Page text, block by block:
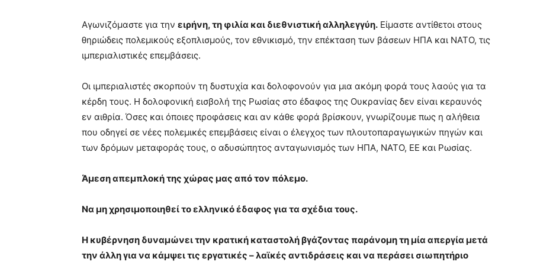
Αγωνιζόμαστε για την ειρήνη, τη φιλία και διεθνιστική αλληλεγγύη. Είμαστε αντίθετοι στους
θηριώδεις πολεμικούς εξοπλισμούς, τον εθνικισμό, την επέκταση των βάσεων ΗΠΑ και ΝΑΤΟ, τις
ιμπεριαλιστικές επεμβάσεις.
Οι ιμπεριαλιστές σκορπούν τη δυστυχία και δολοφονούν για μια ακόμη φορά τους λαούς για τα
κέρδη τους. Η δολοφονική εισβολή της Ρωσίας στο έδαφος της Ουκρανίας δεν είναι κεραυνός
εν αιθρία. Όσες και όποιες προφάσεις και αν κάθε φορά βρίσκουν, γνωρίζουμε πως η αλήθεια
που οδηγεί σε νέες πολεμικές επεμβάσεις είναι ο έλεγχος των πλουτοπαραγωγικών πηγών και
των δρόμων μεταφοράς τους, ο αδυσώπητος ανταγωνισμός των ΗΠΑ, ΝΑΤΟ, ΕΕ και Ρωσίας.
Άμεση απεμπλοκή της χώρας μας από τον πόλεμο.
Να μη χρησιμοποιηθεί το ελληνικό έδαφος για τα σχέδια τους.
Η κυβέρνηση δυναμώνει την κρατική καταστολή βγάζοντας παράνομη τη μία απεργία μετά
την άλλη για να κάμψει τις εργατικές – λαϊκές αντιδράσεις και να περάσει σιωπητήριο